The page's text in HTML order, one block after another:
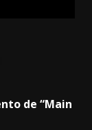
de “Main